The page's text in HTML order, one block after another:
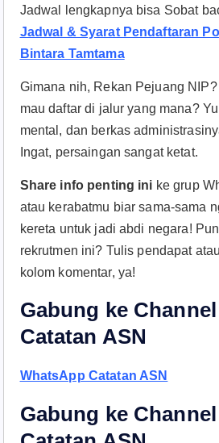
Jadwal lengkapnya bisa Sobat
Jadwal & Syarat Pendaftaran
Bintara Tamtama
Gimana nih, Rekan Pejuang
mau daftar di jalur yang mana?
mental, dan berkas
Ingat, persaingan sangat ketat.
Share info penting ini ke grup
atau kerabatmu biar sama-sama
kereta untuk jadi abdi negara!
rekrutmen ini? Tulis pendapat
kolom komentar, ya!
Gabung ke
Catatan ASN
WhatsApp Catatan ASN
Gabung ke